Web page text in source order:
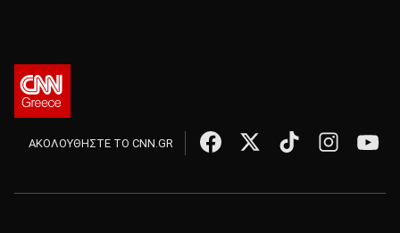
ΑΚΟΛΟΥΘΗΣΤΕ ΤΟ CNN.GR